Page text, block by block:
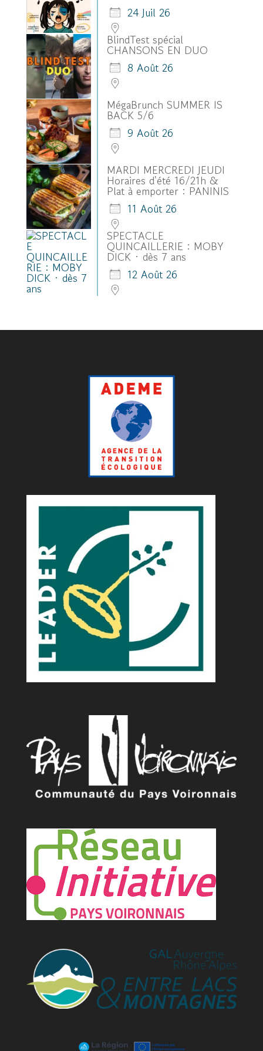
24 Juil 26
BlindTest spécial
CHANSONS EN DUO
8 Août 26
MégaBrunch SUMMER IS
BACK 5/6
9 Août 26
MARDI MERCREDI JEUDI
Horaires d'été 16/21h &
Plat à emporter : PANINIS
11 Août 26
SPECTACLE
QUINCAILLERIE : MOBY
DICK · dès 7 ans
12 Août 26